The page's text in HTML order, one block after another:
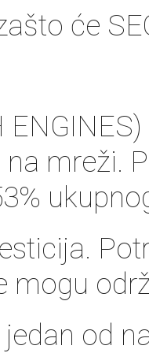
će
mreži.
mogu
jedan od